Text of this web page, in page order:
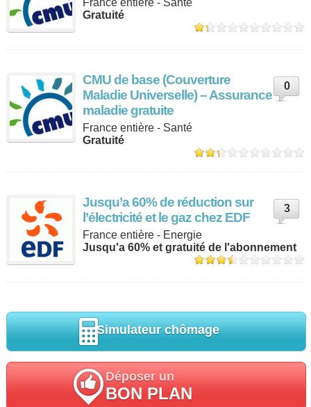
Gratuité
CMU de base (Couverture
Maladie Universelle) – Assurance
maladie gratuite
0
France entière - Santé
Gratuité
Jusqu’a 60% de réduction sur
l’électricité et le gaz chez EDF
3
France entière - Energie
Jusqu'a 60% et gratuité de l'abonnement
Simulateur chômage
Déposer un
BON PLAN